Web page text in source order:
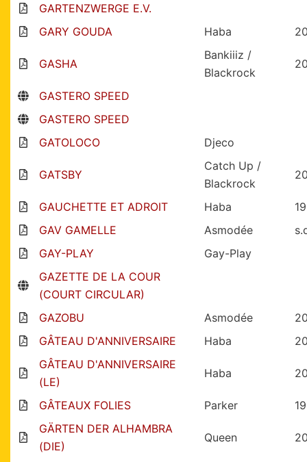
GARTENZWERGE E.V.
GARY GOUDA
Haba
GASHA
Bankiiiz /
Blackrock
GASTERO SPEED
GASTERO SPEED
GATOLOCO
Djeco
GATSBY
Catch Up /
Blackrock
GAUCHETTE ET ADROIT Haba
GAV GAMELLE
Asmodée
GAY-PLAY
Gay-Play
GAZETTE DE LA COUR
(COURT CIRCULAR)
GAZOBU
Asmodée
GÂTEAU D'ANNIVERSAIRE
Haba
GÂTEAU D'ANNIVERSAIRE
(LE)
Haba
GÂTEAUX FOLIES Parker
GÄRTEN DER ALHAMBRA
(DIE)
Queen